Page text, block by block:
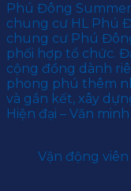
Phú Đông
chung cư HL Phú
chung cư Phú
phối hợp tổ chức.
cộng đồng dành
phong phú thêm
và gắn kết, xây
Hiện đại – Văn
Vận động